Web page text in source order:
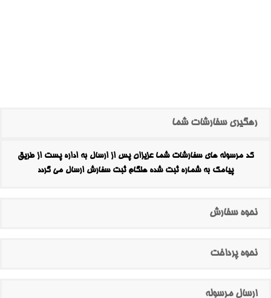
رهگیری سفارشات شما
کد مرسوله های سفارشات شما عزیزان پس از ارسال به اداره پست از طریق
پیامک به شماره ثبت شده هنگام ثبت سفارش ارسال می گردد
نحوه سفارش
نحوه پرداخت
ارسال مرسوله